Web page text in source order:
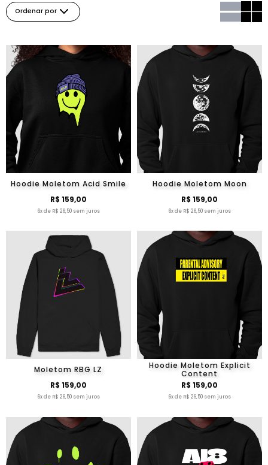
Ordenar por
Hoodie Moletom Acid Smile
R$ 159,00
6x de R$ 26,50 sem juros
Hoodie Moletom Moon
R$ 159,00
6x de R$ 26,50 sem juros
Moletom RBG LZ
R$ 159,00
6x de R$ 26,50 sem juros
Hoodie Moletom Explicit
Content
R$ 159,00
6x de R$ 26,50 sem juros